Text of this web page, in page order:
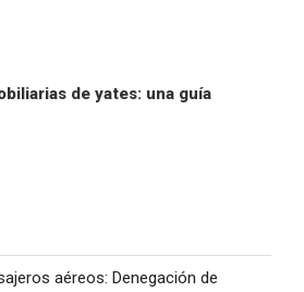
de yates: una guía
aéreos: Denegación de